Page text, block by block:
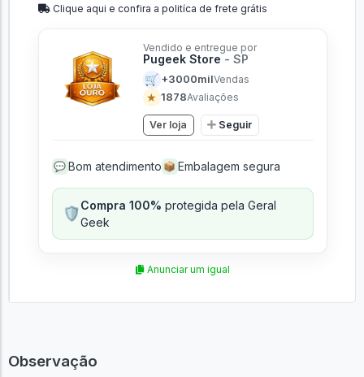
Clique aqui e confira a politíca de frete grátis
Vendido e entregue por
Pugeek Store - SP
🛒 +3000milVendas
★ 1878Avaliações
Ver loja Seguir
💬 Bom atendimento 📦 Embalagem segura
🛡️Compra 100% protegida pela Geral
Geek
Anunciar um igual
Observação